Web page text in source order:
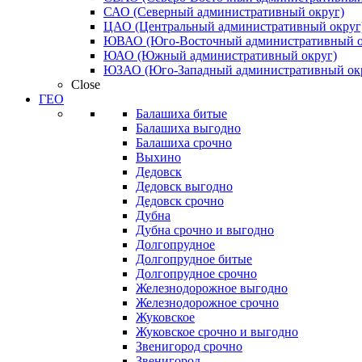
САО (Северный административный округ)
ЦАО (Центральный административный
ЮВАО (Юго-Восточный административный
ЮАО (Южный административный округ)
ЮЗАО (Юго-Западный административный
Close
ГЕО
Балашиха битые
Балашиха выгодно
Балашиха срочно
Выхино
Дедовск
Дедовск выгодно
Дедовск срочно
Дубна
Дубна срочно и выгодно
Долгопрудное
Долгопрудное битые
Долгопрудное срочно
Железнодорожное выгодно
Железнодорожное срочно
Жуковское
Жуковское срочно и выгодно
Звенигород срочно